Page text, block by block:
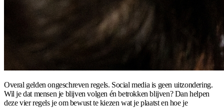
Overal gelden ongeschreven regels. Social media is geen uitzondering.
Wil je dat mensen je blijven volgen én betrokken blijven? Dan helpen
deze vier regels je om bewust te kiezen wat je plaatst en hoe je